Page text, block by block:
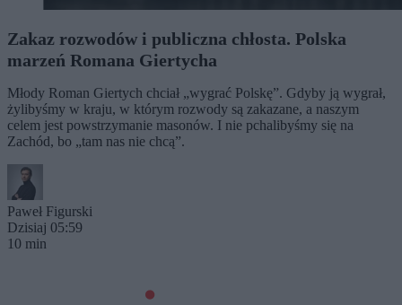
Zakaz rozwodów i publiczna chłosta. Polska
marzeń Romana Giertycha
Młody Roman Giertych chciał „wygrać Polskę”. Gdyby ją wygrał,
żylibyśmy w kraju, w którym rozwody są zakazane, a naszym
celem jest powstrzymanie masonów. I nie pchalibyśmy się na
Zachód, bo „tam nas nie chcą”.
Paweł Figurski
Dzisiaj 05:59
10 min